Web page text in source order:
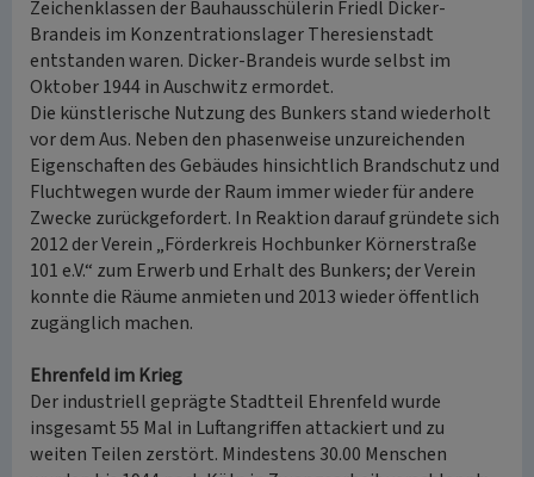
Zeichenklassen der Bauhausschülerin Friedl Dicker-
Brandeis im Konzentrationslager Theresienstadt
entstanden waren. Dicker-Brandeis wurde selbst im
Oktober 1944 in Auschwitz ermordet.
Die künstlerische Nutzung des Bunkers stand wiederholt
vor dem Aus. Neben den phasenweise unzureichenden
Eigenschaften des Gebäudes hinsichtlich Brandschutz und
Fluchtwegen wurde der Raum immer wieder für andere
Zwecke zurückgefordert. In Reaktion darauf gründete sich
2012 der Verein „Förderkreis Hochbunker Körnerstraße
101 e.V.“ zum Erwerb und Erhalt des Bunkers; der Verein
konnte die Räume anmieten und 2013 wieder öffentlich
zugänglich machen.
Ehrenfeld im Krieg
Der industriell geprägte Stadtteil Ehrenfeld wurde
insgesamt 55 Mal in Luftangriffen attackiert und zu
weiten Teilen zerstört. Mindestens 30.00 Menschen